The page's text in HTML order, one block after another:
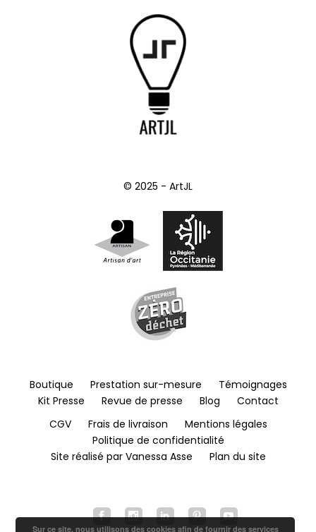
© 2025 - ArtJL
Boutique Prestation sur-mesure
Témoignages
Kit Presse
Revue de presse Blog
Contact
CGV
Frais de livraison
Mentions légales
Politique de confidentialité
Site réalisé par Vanessa Asse
Plan du site
Sur ce site, nous utilisons des cookies afin de fournir des services